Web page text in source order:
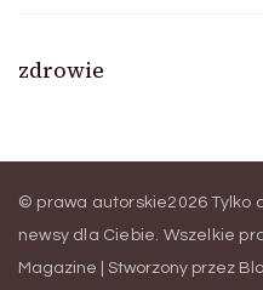
zdrowie
© prawa autorskie2026Tylko
newsy dla Ciebie. Wszelkie
Magazine | Stworzony przez